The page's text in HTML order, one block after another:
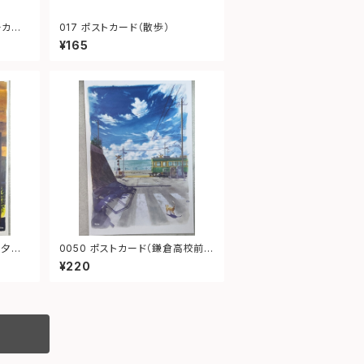
ル 017 ポストカード（散歩）
¥165
0050 ポストカード（鎌倉高校前1
号踏切）
¥220